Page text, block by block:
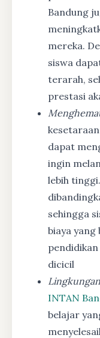
Bandung
mereka.
siswa
terarah,
prestasi
dapat
ingin
lebih
sehingga
biaya yang
dicicil
INTAN
belajar